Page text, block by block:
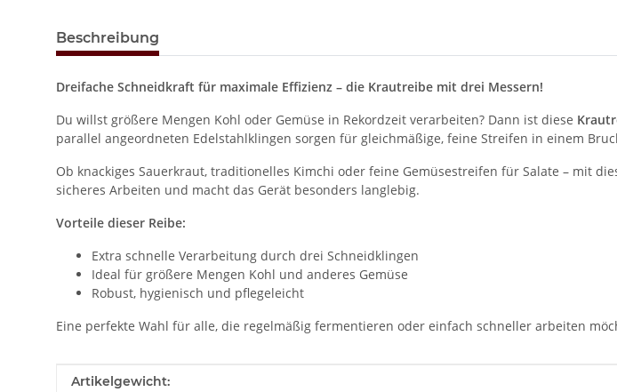
Beschreibung
Dreifache Schneidkraft für maximale Effizienz – die Krautreibe mit drei Messern!
Du willst größere Mengen Kohl oder Gemüse in Rekordzeit verarbeiten? Dann ist diese
parallel angeordneten Edelstahlklingen sorgen für gleichmäßige, feine Streifen in einem
Ob knackiges Sauerkraut, traditionelles Kimchi oder feine Gemüsestreifen für Salate – mit
sicheres Arbeiten und macht das Gerät besonders langlebig.
Vorteile dieser Reibe:
Extra schnelle Verarbeitung durch drei Schneidklingen
Ideal für größere Mengen Kohl und anderes Gemüse
Robust, hygienisch und pflegeleicht
Eine perfekte Wahl für alle, die regelmäßig fermentieren oder einfach schneller arbeiten
Produkteigenschaft
Wert
Artikelgewicht: